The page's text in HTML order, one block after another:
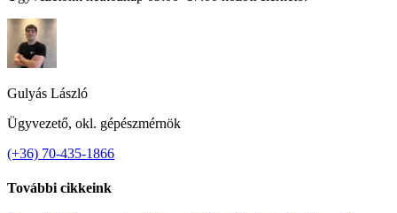
Gulyás László
Ügyvezető, okl. gépészmérnök
(+36) 70-435-1866
További cikkeink